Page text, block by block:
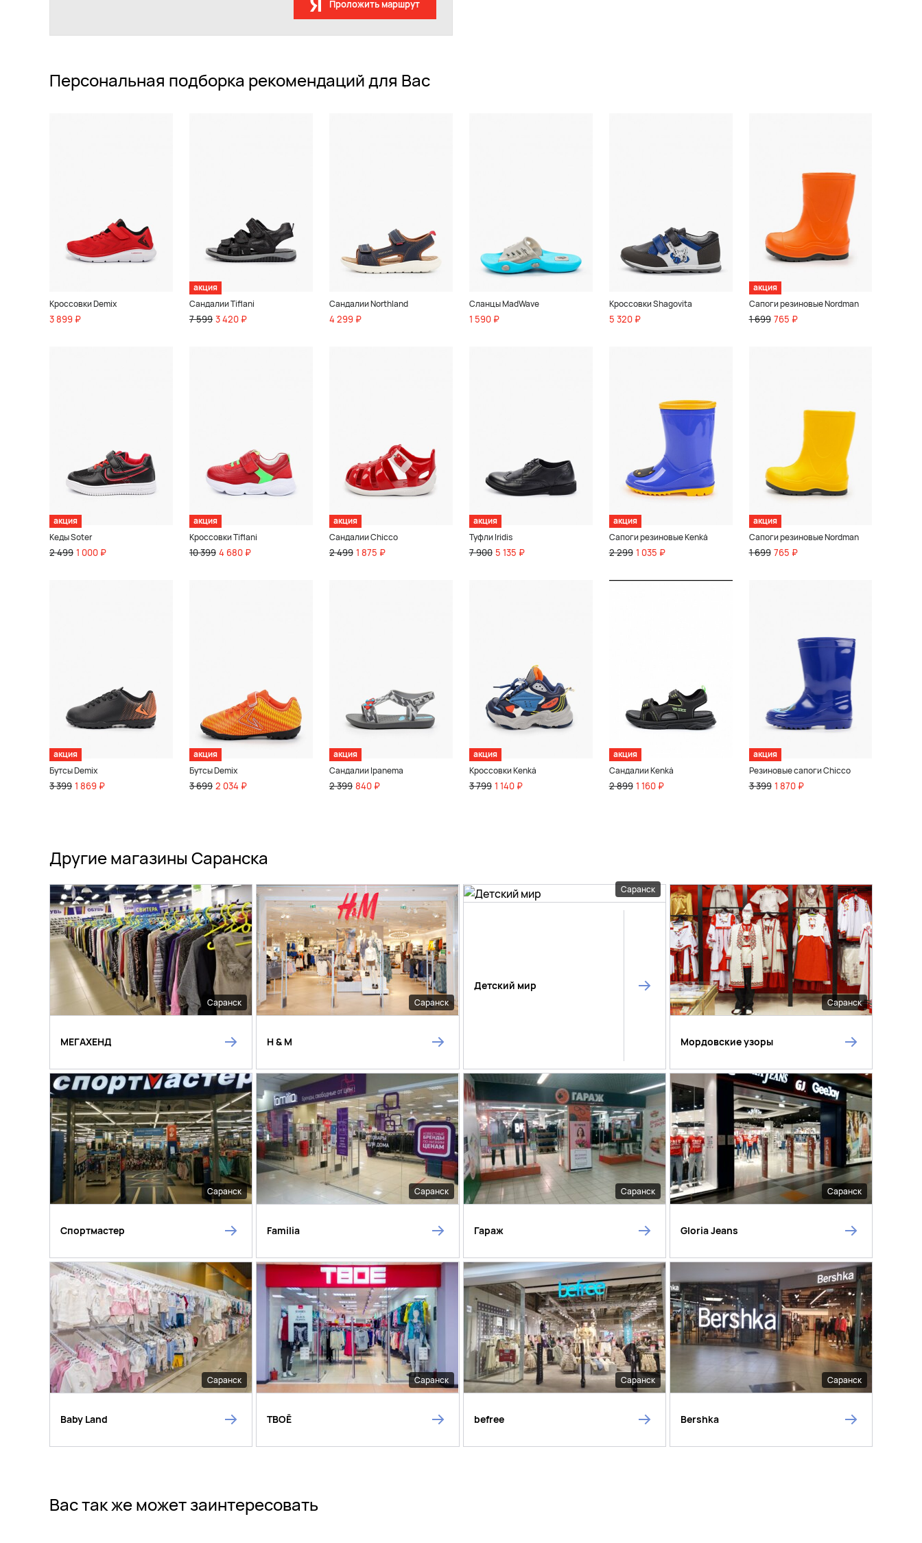
Проложить маршрут
Персональная подборка рекомендаций для Вас
Кроссовки Demix
3 899 ₽
акция
Сандалии Tiflani
7 599 3 420 ₽
Сандалии Northland
4 299 ₽
Сланцы MadWave
1 590 ₽
Кроссовки Shagovita
5 320 ₽
акция
Сапоги резиновые Nordman
1 699 765 ₽
акция
Кеды Soter
2 499 1 000 ₽
акция
Кроссовки Tiflani
10 399 4 680 ₽
акция
Сандалии Chicco
2 499 1 875 ₽
акция
Туфли Iridis
7 900 5 135 ₽
акция
Сапоги резиновые Kenkä
2 299 1 035 ₽
акция
Сапоги резиновые Nordman
1 699 765 ₽
акция
Бутсы Demix
3 399 1 869 ₽
акция
Бутсы Demix
3 699 2 034 ₽
акция
Сандалии Ipanema
2 399 840 ₽
акция
Кроссовки Kenkä
3 799 1 140 ₽
акция
Сандалии Kenkä
2 899 1 160 ₽
акция
Резиновые сапоги Chicco
3 399 1 870 ₽
Другие магазины Саранска
Саранск
МЕГАХЕНД
Саранск
H & M
Саранск
Детский мир
Саранск
Мордовские узоры
Саранск
Спортмастер
Саранск
Familia
Саранск
Гараж
Саранск
Gloria Jeans
Саранск
Baby Land
Саранск
ТВОЁ
Саранск
befree
Саранск
Bershka
Вас так же может заинтересовать